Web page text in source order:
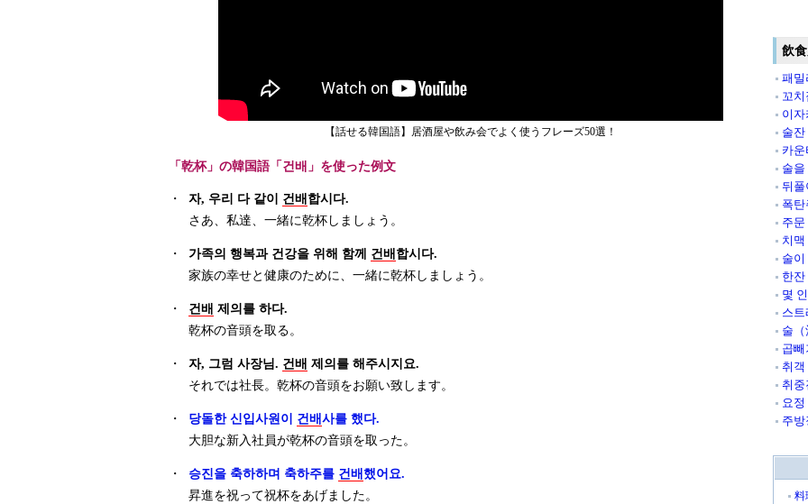
【話せる韓国語】居酒屋や飲み会でよく使うフレーズ50選！
「乾杯」の韓国語「건배」を使った例文
・ 자, 우리 다 같이 건배 합시다.
さあ、私達、一緒に乾杯しましょう。
・ 가족의 행복과 건강을 위해 함께 건배 합시다.
家族の幸せと健康のために、一緒に乾杯しましょう。
・ 건배 제의를 하다.
乾杯の音頭を取る。
・ 자, 그럼 사장님. 건배 제의를 해주시지요.
それでは社長。乾杯の音頭をお願い致します。
・ 당돌한 신입사원이 건배 사를 했다.
大胆な新入社員が乾杯の音頭を取った。
・ 승진을 축하하며 축하주를 건배 했어요.
昇進を祝って祝杯をあげました。
飲
패밀
꼬치
이자
술잔
카운
술
뒤풀
폭탄
주
치맥
술이
한잔
몇
스트
술（
곱빼
취객
취중
요정
주방
料